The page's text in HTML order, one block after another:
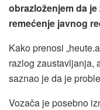
obrazloženjem da
remećenje javnog
Kako prenosi
razlog zaustavljanja,
saznao je da je
Vozača je posebno